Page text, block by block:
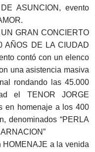
ASUNCION, evento
GRAN CONCIERTO
AÑOS DE LA CIUDAD
contó con un elenco
una asistencia masiva
rondando las 45.000
el TENOR JORGE
en homenaje a los 400
denominados “PERLA
a la venida